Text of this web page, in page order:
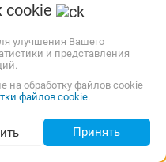
(128)
улучшения Вашего
и представления
на обработку файлов cookie
файлов cookie.
Принять